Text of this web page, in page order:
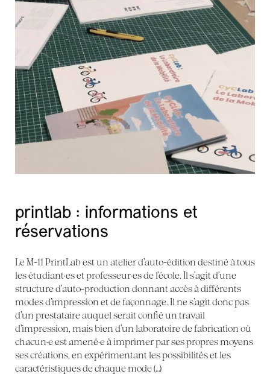
printlab : informations et
réservations
Le M-11 PrintLab est un atelier d’auto-édition destiné à tous
les étudiant·es et professeur·es de l’école. Il s’agit d’une
structure d’auto-production donnant accès à différents
modes d’impression et de façonnage. Il ne s’agit donc pas
d’un prestataire auquel serait confié un travail
d’impression, mais bien d’un laboratoire de fabrication où
chacun·e est amené·e à imprimer par ses propres moyens
ses créations, en expérimentant les possibilités et les
caractéristiques de chaque mode (…)